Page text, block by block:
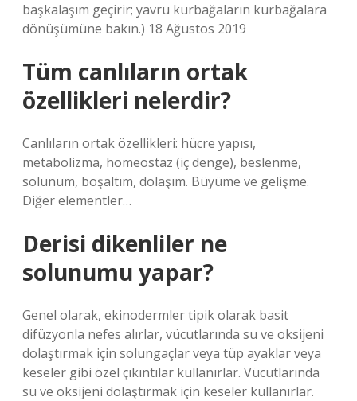
başkalaşım geçirir; yavru kurbağaların kurbağalara
dönüşümüne bakın.) 18 Ağustos 2019
Tüm canlıların ortak
özellikleri nelerdir?
Canlıların ortak özellikleri: hücre yapısı,
metabolizma, homeostaz (iç denge), beslenme,
solunum, boşaltım, dolaşım. Büyüme ve gelişme.
Diğer elementler…
Derisi dikenliler ne
solunumu yapar?
Genel olarak, ekinodermler tipik olarak basit
difüzyonla nefes alırlar, vücutlarında su ve oksijeni
dolaştırmak için solungaçlar veya tüp ayaklar veya
keseler gibi özel çıkıntılar kullanırlar. Vücutlarında
su ve oksijeni dolaştırmak için keseler kullanırlar.